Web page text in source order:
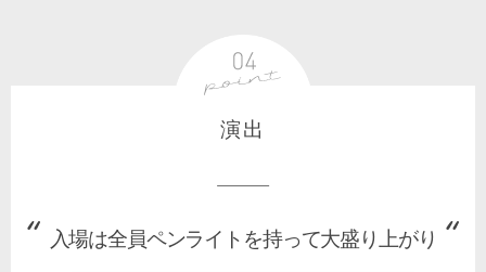
演出
入場は全員ペンライトを持って大盛り上がり